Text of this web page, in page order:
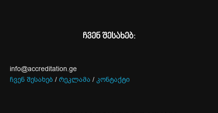
ჩვენ შესახებ:
info@accreditation.ge
ჩვენ შესახებ / რეკლამა / კონტაქტი